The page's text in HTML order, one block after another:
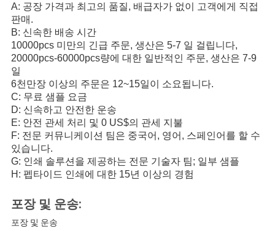
A: 공장 가격과 최고의 품질, 배급자가 없이 고객에게 직접
판매.
B: 신속한 배송 시간
10000pcs 미만의 긴급 주문, 생산은 5-7 일 걸립니다,
20000pcs-60000pcs량에 대한 일반적인 주문, 생산은 7-9
일
6천만장 이상의 주문은 12~15일이 소요됩니다.
C: 무료 샘플 요금
D: 신속하고 안전한 운송
E: 안전 관세 처리 및 0 US$의 관세 지불
F: 전문 커뮤니케이션 팀은 중국어, 영어, 스페인어를 할 수
있습니다.
G: 인쇄 솔루션을 제공하는 전문 기술자 팀; 일부 샘플
H: 펩타이드 인쇄에 대한 15년 이상의 경험
포장 및 운송:
포장 및 운송